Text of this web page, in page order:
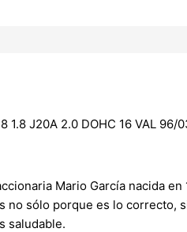
1.8 J20A 2.0 DOHC 16 VAL 96/
Mario García nacida
sólo porque es lo
saludable.